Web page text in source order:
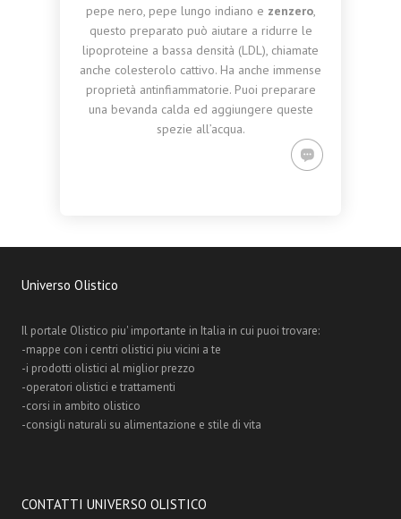
pepe nero, pepe lungo indiano e zenzero,
questo preparato può aiutare a ridurre le
lipoproteine ​​a bassa densità (LDL), chiamate
anche colesterolo cattivo. Ha anche immense
proprietà antinfiammatorie. Puoi preparare
una bevanda calda ed aggiungere queste
spezie all’acqua.
Universo Olistico
Il portale Olistico piu' importante in Italia in cui puoi trovare:
-mappe con i centri olistici piu vicini a te
-i prodotti olistici al miglior prezzo
-operatori olistici e trattamenti
-corsi in ambito olistico
-consigli naturali su alimentazione e stile di vita
CONTATTI UNIVERSO OLISTICO